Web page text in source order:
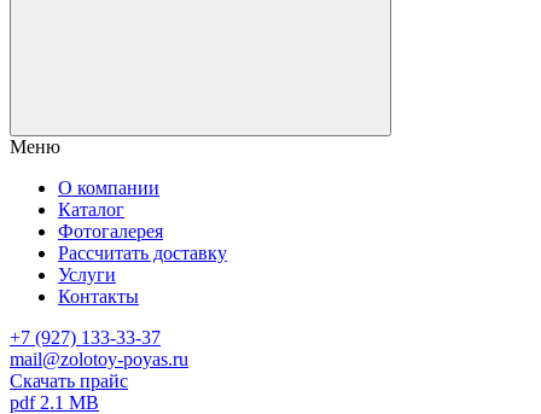
Меню
О компании
Каталог
Фотогалерея
Рассчитать доставку
Услуги
Контакты
+7 (927) 133-33-37
mail@zolotoy-poyas.ru
Скачать прайс
pdf 2.1 MB